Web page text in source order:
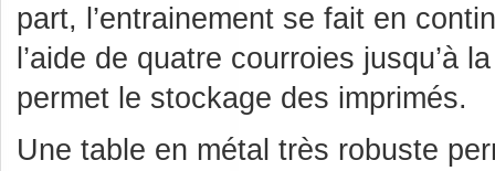
part, l’entrainement se fait en
l’aide de quatre courroies jusqu’à
permet le stockage des imprimés.
Une table en métal très robuste